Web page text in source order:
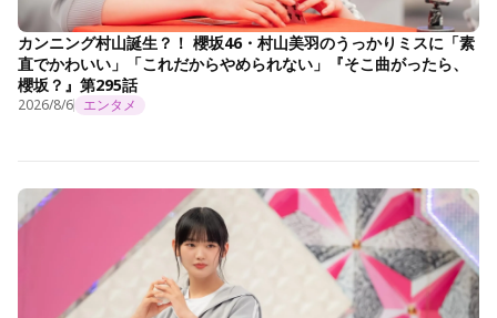
カンニング村山誕生？！ 櫻坂46・村山美羽のうっかりミスに「素
直でかわいい」「これだからやめられない」『そこ曲がったら、
櫻坂？』第295話
2026/8/6 エンタメ